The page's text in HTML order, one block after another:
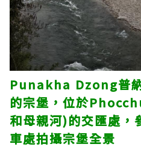
Punakha Dzong普
的宗堡，位於
和母親河)的交匯處，
車處拍攝宗堡全景